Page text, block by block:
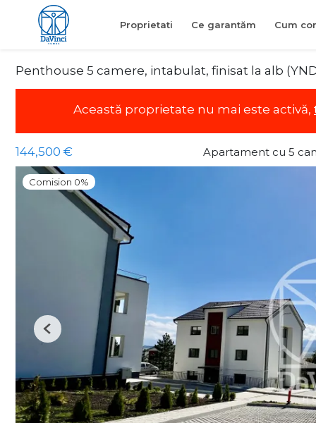
Proprietati Ce garantăm Cum
Penthouse 5 camere, intabulat, finisat la alb
Această proprietate nu mai este activă,
144,500 € Apartament cu 5
Comision 0%
Previous